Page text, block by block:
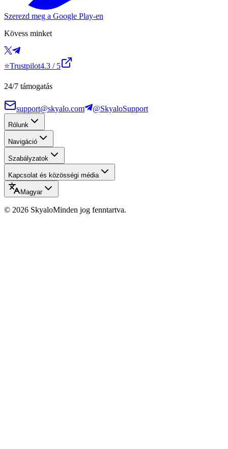
Szerezd meg a Google Play-en
Kövess minket
⭐Trustpilot4.3 / 5
24/7 támogatás
support@skyalo.com @SkyaloSupport
Rólunk
Navigáció
Szabályzatok
Kapcsolat és közösségi média
Magyar
© 2026 SkyaloMinden jog fenntartva.